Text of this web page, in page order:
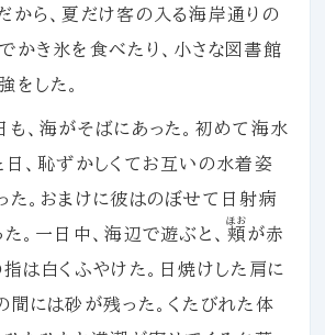
から、夏だけ客の入る海岸通りの
かき氷を食べたり、小さな図書館
をした。
、海がそばにあった。初めて海水
日、恥ずかしくてお互いの水着姿
た。おまけに彼はのぼせて日射病
。一日中、海辺で遊ぶと、 頬
ほお
が赤
指は白くふやけた。日焼けした肩に
間には砂が残った。くたびれた体